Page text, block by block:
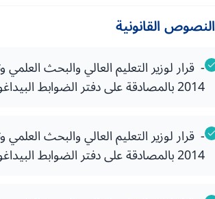
النصوص القانونية
2014 بالمصادقة على دفتر الضوابط البيداغوجية الوطنية لسلك الإجازة
2014 بالمصادقة على دفتر الضوابط البيداغوجية الوطنية لسلك الماستر